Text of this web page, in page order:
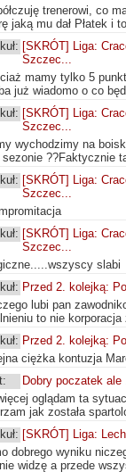
trenerowi, co
jaką mu dał Płatek i
[SKRÓT] Liga:
Szczec...
mamy tylko 5
już wiadomo o co
[SKRÓT] Liga:
Szczec...
wychodzimy na
??Faktycznie
[SKRÓT] Liga:
Szczec...
[SKRÓT] Liga:
Szczec...
slabi
Przed 2. kolejką:
lubi pan
to nie
Przed 2. kolejką:
ciężka kontuzja
Dobry poczatek ale
oglądam ta
jak została
[SKRÓT] Liga:
dobrego wyniku
widzę a przede